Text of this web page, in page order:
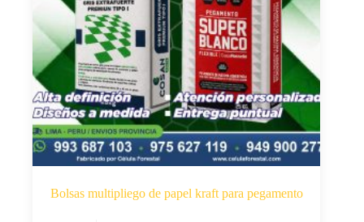
Bolsas multipliego de papel kraft para pegamento